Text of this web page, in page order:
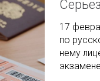
17
по
нему